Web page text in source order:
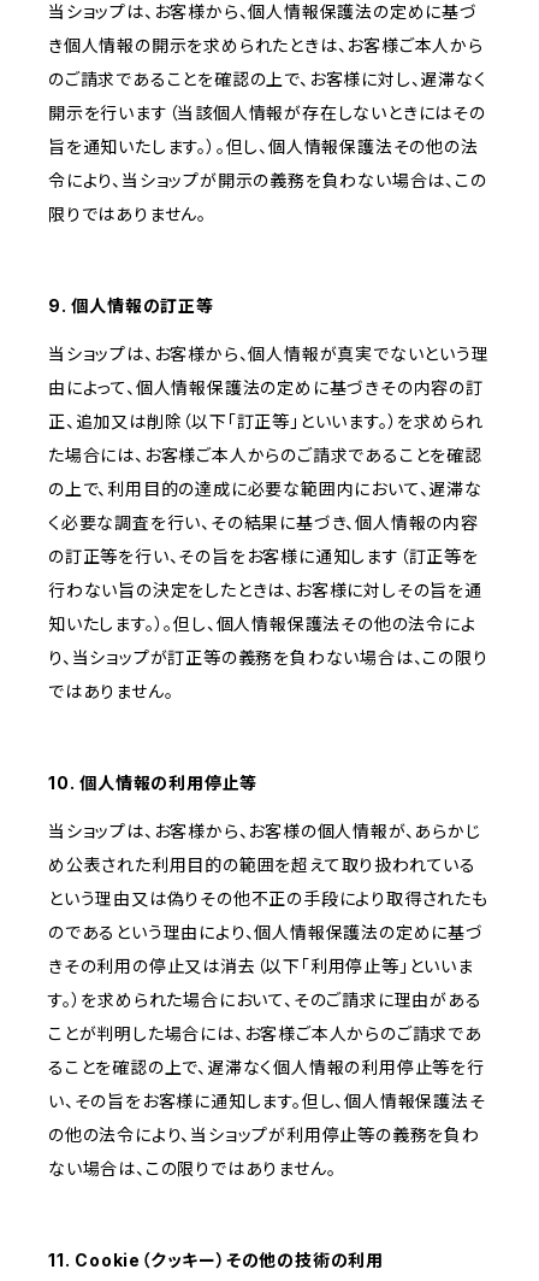
当ショップは、お客様から、個人情報保護法の定めに基づ
き個人情報の開示を求められたときは、お客様ご本人から
のご請求であることを確認の上で、お客様に対し、遅滞なく
開示を行います（当該個人情報が存在しないときにはその
旨を通知いたします。）。但し、個人情報保護法その他の法
令により、当ショップが開示の義務を負わない場合は、この
限りではありません。
9. 個人情報の訂正等
当ショップは、お客様から、個人情報が真実でないという理
由によって、個人情報保護法の定めに基づきその内容の訂
正、追加又は削除（以下「訂正等」といいます。）を求められ
た場合には、お客様ご本人からのご請求であることを確認
の上で、利用目的の達成に必要な範囲内において、遅滞な
く必要な調査を行い、その結果に基づき、個人情報の内容
の訂正等を行い、その旨をお客様に通知します（訂正等を
行わない旨の決定をしたときは、お客様に対しその旨を通
知いたします。）。但し、個人情報保護法その他の法令によ
り、当ショップが訂正等の義務を負わない場合は、この限り
ではありません。
10. 個人情報の利用停止等
当ショップは、お客様から、お客様の個人情報が、あらかじ
め公表された利用目的の範囲を超えて取り扱われている
という理由又は偽りその他不正の手段により取得されたも
のであるという理由により、個人情報保護法の定めに基づ
きその利用の停止又は消去（以下「利用停止等」といいま
す。）を求められた場合において、そのご請求に理由がある
ことが判明した場合には、お客様ご本人からのご請求であ
ることを確認の上で、遅滞なく個人情報の利用停止等を行
い、その旨をお客様に通知します。但し、個人情報保護法そ
の他の法令により、当ショップが利用停止等の義務を負わ
ない場合は、この限りではありません。
11. Cookie（クッキー）その他の技術の利用